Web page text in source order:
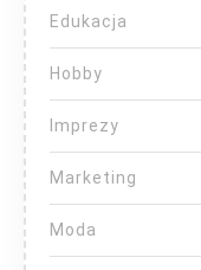
Edukacja
Hobby
Imprezy
Marketing
Moda